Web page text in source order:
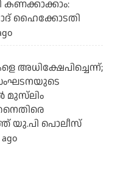
കണക്കാക്കാം:
ഹൈക്കോടതി
അധിക്ഷേപിച്ചെന്ന്;
മുസ്‌ലിം
യു.പി പൊലീസ്